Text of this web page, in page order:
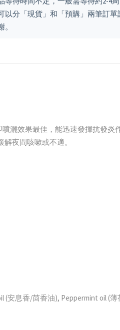
以分「現貨」和「預購」兩筆訂
灑效果最佳，能迅速發揮抗發炎作
夜間咳嗽或不適。
(安息香/茴香油), Peppermint oil (薄